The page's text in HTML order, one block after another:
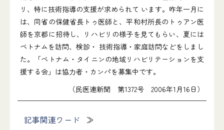
リ、特に技術指導の支援が求められて います。昨年一月に
は、同省の保健省長トゥ医師と、平和村所長のトゥアン医
師を京都に招待し、リハビリの様子を見てもらい、夏には
ベトナムを訪問、検診・ 技術指導・家庭訪問などをしまし
た。「ベトナム・タイニンの地域リハビリテーションを支
援する会」は協力者・カンパを募集中です。
（民医連新聞 第1372号 2006年1月16日）
記事関連ワード